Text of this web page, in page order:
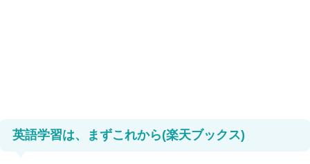
英語学習は、まずこれから(楽天ブックス)